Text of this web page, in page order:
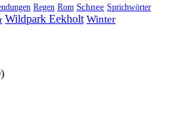
Regen Rom Schnee Sprichwörter
Wildpark Eekholt Winter